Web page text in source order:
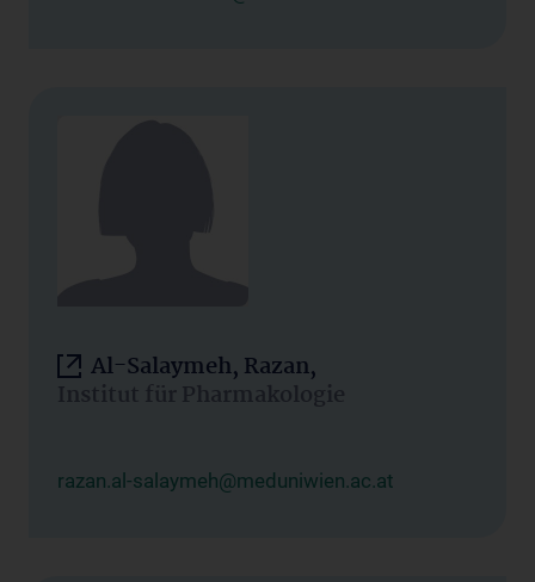
Al-Salaymeh, Razan,
Institut für Pharmakologie
razan.al-salaymeh@meduniwien.ac.at